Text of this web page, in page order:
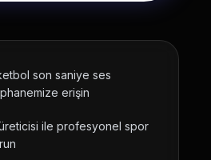
son saniye ses
erişin
ile profesyonel spor